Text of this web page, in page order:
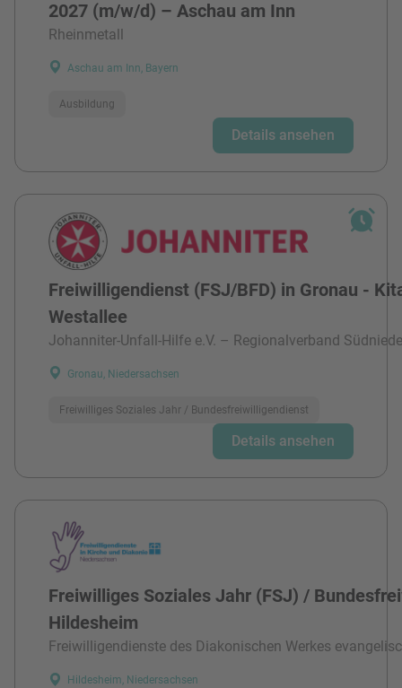
2027 (m/w/d) – Aschau am Inn
Rheinmetall
Aschau am Inn, Bayern
Ausbildung
Details ansehen
Freiwilligendienst (FSJ/BFD) in Gronau -
Westallee
Johanniter-Unfall-Hilfe e.V. – Regionalverband
Gronau, Niedersachsen
Freiwilliges Soziales Jahr / Bundesfreiwilligendienst
Details ansehen
Freiwilliges Soziales Jahr (FSJ) /
Hildesheim
Freiwilligendienste des Diakonischen Werkes
Hildesheim, Niedersachsen